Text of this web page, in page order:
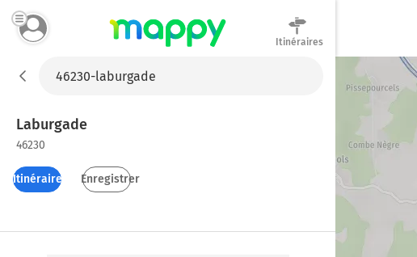
Itinéraires
Laburgade
46230
Itinéraires Enregistrer